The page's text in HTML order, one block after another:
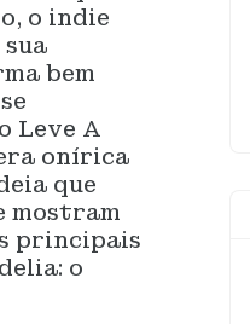
o indie
bem
Leve A
onírica
que
mostram
principais
o